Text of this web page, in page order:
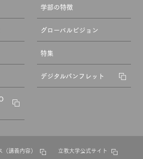
学部の特徴
グローバルビジョン
特集
デジタルパンフレット
（講義内容） 立教大学公式サイト